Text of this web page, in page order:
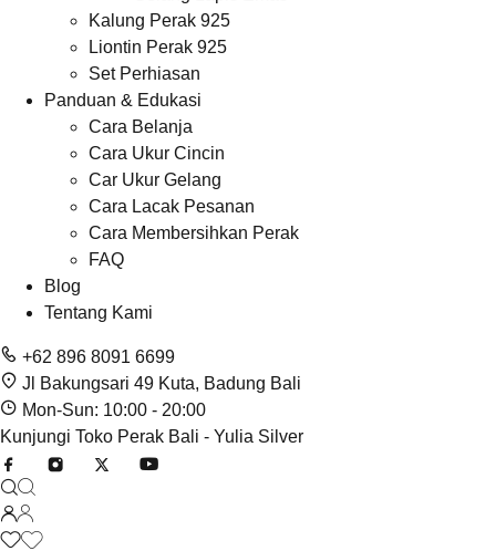
Kalung Perak 925
Liontin Perak 925
Set Perhiasan
Panduan & Edukasi
Cara Belanja
Cara Ukur Cincin
Car Ukur Gelang
Cara Lacak Pesanan
Cara Membersihkan Perak
FAQ
Blog
Tentang Kami
+62 896 8091 6699
Jl Bakungsari 49 Kuta, Badung Bali
Mon-Sun: 10:00 - 20:00
Kunjungi Toko Perak Bali - Yulia Silver